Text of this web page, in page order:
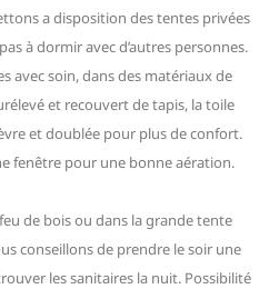
a disposition des tentes privées
à dormir avec d’autres personnes.
avec soin, dans des matériaux de
et recouvert de tapis, la toile
et doublée pour plus de confort.
fenêtre pour une bonne aération.
de bois ou dans la grande tente
conseillons de prendre le soir une
les sanitaires la nuit. Possibilité